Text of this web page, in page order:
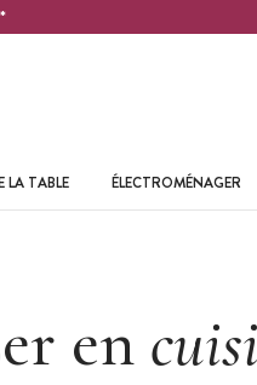
LA TABLE ÉLECTROMÉNAGER
en